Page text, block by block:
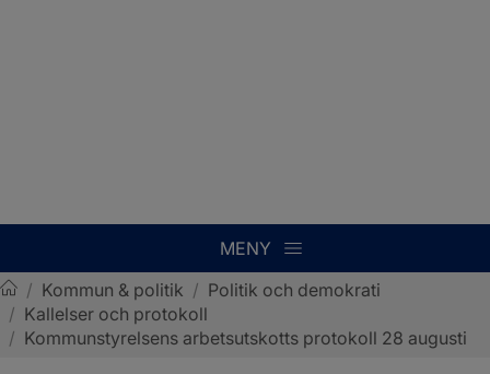
MENY
Sotenäs kommun
/ Kommun & politik / Politik och demokrati
/ Kallelser och protokoll
/ Kommunstyrelsens arbetsutskotts protokoll 28 augusti